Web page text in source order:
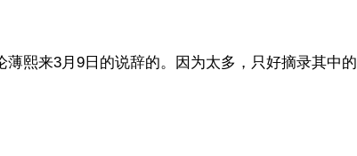
熙来3月9日的说辞的。因为太多，只好摘录其中的